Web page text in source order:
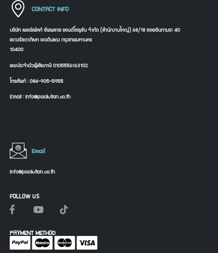
CONTACT INFO
บริษัท เพอร์เฟคท์ ซัพพลาย แอนด์โซลูชัน จำกัด (สำนักงานใหญ่) 68/18 ซอยอินทามระ 40
แขวงรัชดาภิเษก เขตดินแดง กรุงเทพมหานคร
10400
เลขประจำตัวผู้เสียภาษี 0105556163102
โทรศัพท์ : 084-905-5955
Email : info@pssolution.co.th
Email
info@pssolution.co.th
FOLLOW US
PAYMENT METHOD